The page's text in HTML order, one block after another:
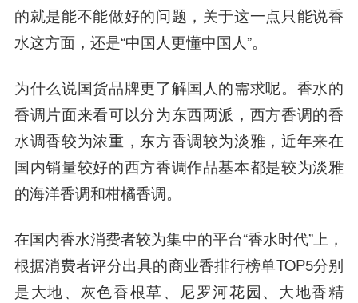
的就是能不能做好的问题，关于这一点只能说香
水这方面，还是“中国人更懂中国人”。
为什么说国货品牌更了解国人的需求呢。香水的
香调片面来看可以分为东西两派，西方香调的香
水调香较为浓重，东方香调较为淡雅，近年来在
国内销量较好的西方香调作品基本都是较为淡雅
的海洋香调和柑橘香调。
在国内香水消费者较为集中的平台“香水时代”上，
根据消费者评分出具的商业香排行榜单TOP5分别
是大地、灰色香根草、尼罗河花园、大地香精